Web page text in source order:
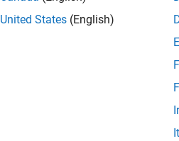
0.5,
United States (English)